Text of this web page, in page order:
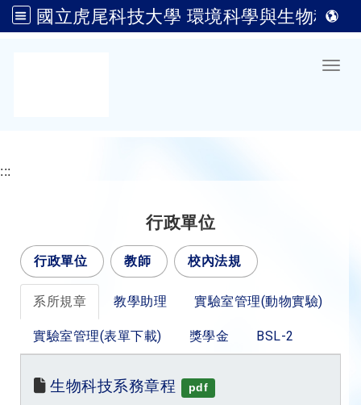
國立虎尾科技大學 環境科學與生物科技系(原生物科技系)
:::
行政單位
行政單位 教師 校內法規
系所規章 教學助理 實驗室管理(動物實驗)
實驗室管理(表單下載) 獎學金 BSL-2
生物科技系務章程 pdf